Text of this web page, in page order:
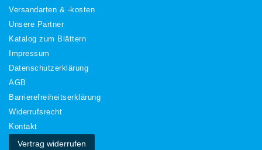
Versandarten & -kosten
Unsere Partner
Katalog zum Blättern
Impressum
Daten­schutz­erklärung
AGB
Barrierefreiheitserklärung
Widerrufs­recht
Kontakt
Vertrag widerrufen